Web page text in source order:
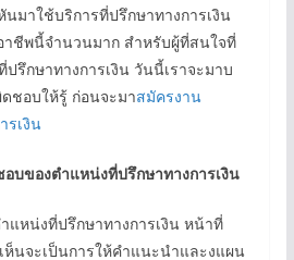
มาใช้บริการที่ปรึกษาทางการเงิน
าชีพนี้จำนวนมาก สำหรับผู้ที่สนใจที่
รึกษาทางการเงิน วันนี้เราจะมาบ
ชอบให้รู้ ก่อนจะมาสมัครงาน
รเงิน
บของตำแหน่งที่ปรึกษาทางการเงิน
งที่ปรึกษาทางการเงิน หน้าที่
นจะเป็นการให้คำแนะนำและงแผน